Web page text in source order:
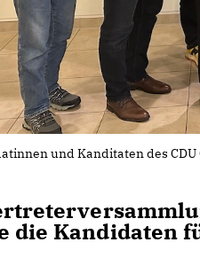
und Kanditaten des
die Kandidaten